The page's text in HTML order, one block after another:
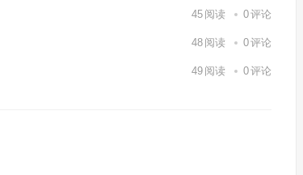
45 阅读 0评论
48 阅读 0评论
49 阅读 0评论